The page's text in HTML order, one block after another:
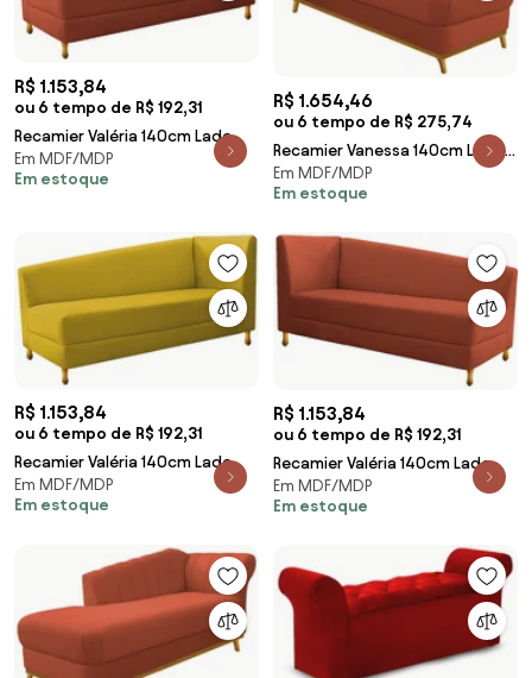
R$ 1.153,84
ou 6 tempo de R$ 192,31
Recamier Valéria 140cm Lado
Esquerdo Suede Terracota- ADJ
Decor
Em MDF/MDP
Em estoque
R$ 1.654,46
ou 6 tempo de R$ 275,74
Recamier Vanessa 140cm Lado
Direito Suede Terracota- ADJ
Decor
Em MDF/MDP
Em estoque
R$ 1.153,84
ou 6 tempo de R$ 192,31
Recamier Valéria 140cm Lado
Esquerdo Suede Amarelo - ADJ
Decor
Em MDF/MDP
Em estoque
R$ 1.153,84
ou 6 tempo de R$ 192,31
Recamier Valéria 140cm Lado
Direito Suede Terracota- ADJ
Decor
Em MDF/MDP
Em estoque